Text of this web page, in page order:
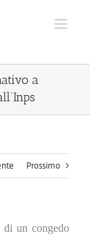
a
Prossimo
di un congedo